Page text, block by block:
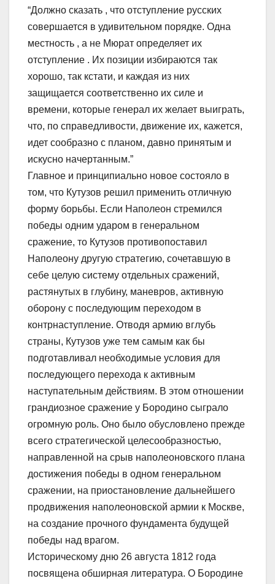
“Должно сказать , что отступление русских
совершается в удивительном порядке. Одна
местность , а не Мюрат определяет их
отступление . Их позиции избираются так
хорошо, так кстати, и каждая из них
защищается соответственно их силе и
времени, которые генерал их желает выиграть,
что, по справедливости, движение их, кажется,
идет сообразно с планом, давно принятым и
искусно начертанным.”
Главное и принципиально новое состояло в
том, что Кутузов решил применить отличную
форму борьбы. Если Наполеон стремился
победы одним ударом в генеральном
сражение, то Кутузов противопоставил
Наполеону другую стратегию, сочетавшую в
себе целую систему отдельных сражений,
растянутых в глубину, маневров, активную
оборону с последующим переходом в
контрнаступление. Отводя армию вглубь
страны, Кутузов уже тем самым как бы
подготавливал необходимые условия для
последующего перехода к активным
наступательным действиям. В этом отношении
грандиозное сражение у Бородино сыграло
огромную роль. Оно было обусловлено прежде
всего стратегической целесообразностью,
направленной на срыв наполеоновского плана
достижения победы в одном генеральном
сражении, на приостановление дальнейшего
продвижения наполеоновской армии к Москве,
на создание прочного фундамента будущей
победы над врагом.
Историческому дню 26 августа 1812 года
посвящена обширная литература. О Бородине